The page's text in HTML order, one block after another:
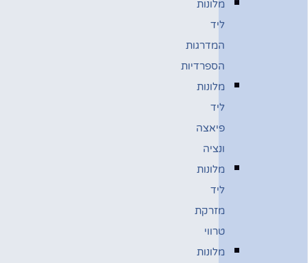
מלונות
ליד
המדרגות
הספרדיות
מלונות
ליד
פיאצה
ונציה
מלונות
ליד
מזרקת
טרווי
מלונות